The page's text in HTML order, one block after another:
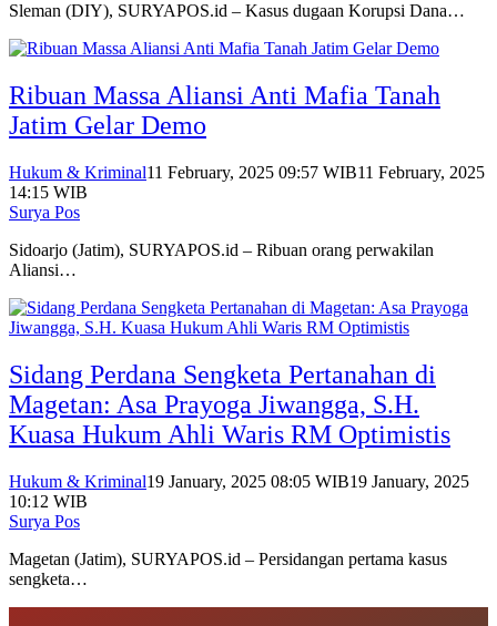
Sleman (DIY), SURYAPOS.id – Kasus dugaan Korupsi Dana…
Ribuan Massa Aliansi Anti Mafia Tanah
Jatim Gelar Demo
Hukum & Kriminal11 February, 2025 09:57 WIB11 February, 2025
14:15 WIB
Surya Pos
Sidoarjo (Jatim), SURYAPOS.id – Ribuan orang perwakilan
Aliansi…
Sidang Perdana Sengketa Pertanahan di
Magetan: Asa Prayoga Jiwangga, S.H.
Kuasa Hukum Ahli Waris RM Optimistis
Hukum & Kriminal19 January, 2025 08:05 WIB19 January, 2025
10:12 WIB
Surya Pos
Magetan (Jatim), SURYAPOS.id – Persidangan pertama kasus
sengketa…